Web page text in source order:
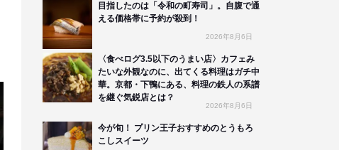
目指したのは「令和の町寿司」。自腹で通
える価格帯に予約が殺到！
2026年8月6日
〈食べログ3.5以下のうまい店〉カフェみ
たいな外観なのに、出てくる料理はガチ中
華。京都・下鴨にある、料理の鉄人の系譜
を継ぐ気鋭店とは？
2026年8月6日
今が旬！ プリン王子おすすめのとうもろ
こしスイーツ